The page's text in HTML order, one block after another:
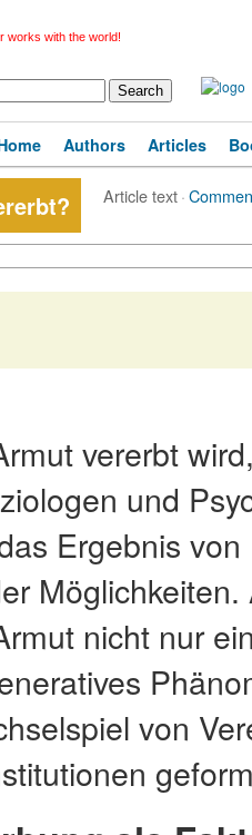
works with the world!
Authors Articles
Article text·
vererbt
und
Ergebnis
nicht nur
von